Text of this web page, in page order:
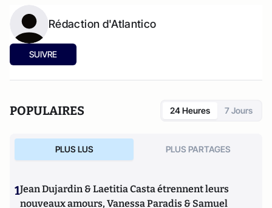
Rédaction d'Atlantico
SUIVRE
POPULAIRES 24 Heures 7 Jours
PLUS LUS PLUS PARTAGES
1Jean Dujardin & Laetitia Casta étrennent leurs
nouveaux amours, Vanessa Paradis & Samuel